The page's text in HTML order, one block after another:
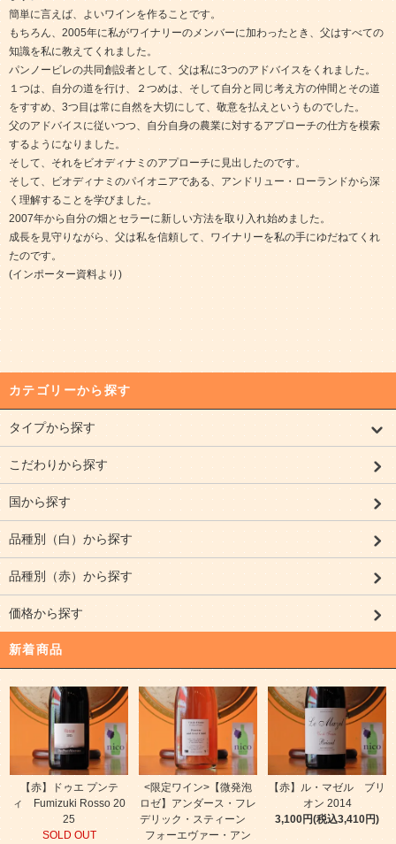
簡単に言えば、よいワインを作ることです。
もちろん、2005年に私がワイナリーのメンバーに加わったとき、父はすべての
知識を私に教えてくれました。
パンノービレの共同創設者として、父は私に3つのアドバイスをくれました。
１つは、自分の道を行け、２つめは、そして自分と同じ考え方の仲間とその道
をすすめ、3つ目は常に自然を大切にして、敬意を払えというものでした。
父のアドバイスに従いつつ、自分自身の農業に対するアプローチの仕方を模索
するようになりました。
そして、それをビオディナミのアプローチに見出したのです。
そして、ビオディナミのパイオニアである、アンドリュー・ローランドから深
く理解することを学びました。
2007年から自分の畑とセラーに新しい方法を取り入れ始めました。
成長を見守りながら、父は私を信頼して、ワイナリーを私の手にゆだねてくれ
たのです。
(インポーター資料より)
カテゴリーから探す
タイプから探す
こだわりから探す
国から探す
品種別（白）から探す
品種別（赤）から探す
価格から探す
新着商品
【赤】ドゥエ プンテ
ィ Fumizuki Rosso 20
25
SOLD OUT
<限定ワイン>【微発泡
ロゼ】アンダース・フレ
デリック・スティーン
フォーエヴァー・アン
【赤】ル・マゼル ブリ
オン 2014
3,100円(税込3,410円)